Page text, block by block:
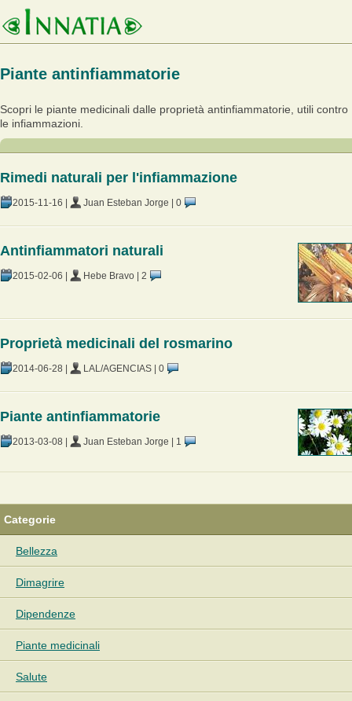
Piante antinfiammatorie
Scopri le piante medicinali dalle proprietà antinfiammatorie, utili contro
le infiammazioni.
Rimedi naturali per l'infiammazione
2015-11-16 Juan Esteban Jorge 0
Antinfiammatori naturali
2015-02-06 Hebe Bravo 2
Proprietà medicinali del rosmarino
2014-06-28 LAL/AGENCIAS 0
Piante antinfiammatorie
2013-03-08 Juan Esteban Jorge 1
Categorie
Bellezza
Dimagrire
Dipendenze
Piante medicinali
Salute